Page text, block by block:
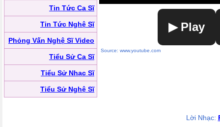
Tin Tức Ca Sĩ
Tin Tức Nghệ Sĩ
Phỏng Vấn Nghệ Sĩ Video
Tiểu Sử Ca Sĩ
Tiểu Sử Nhạc Sĩ
Tiểu Sử Nghệ Sĩ
▶ Play
Source: www.youtube.com
Lời Nhạc: